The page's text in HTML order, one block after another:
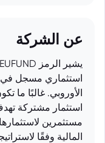
عن الشركة
استثماري مسجل في
الأوروبي. غالبًا ما
استثمار مشتركة
مستثمرين
المالية وفقًا